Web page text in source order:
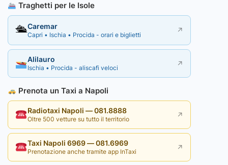
Traghetti per le Isole
🛳Caremar
Capri • Ischia • Procida - orari e biglietti ↗
Alilauro
Ischia • Procida - aliscafi veloci ↗
Prenota un Taxi a Napoli
Radiotaxi Napoli — 081.8888
Oltre 500 vetture su tutto il territorio ↗
Taxi Napoli 6969 — 081.6969
Prenotazione anche tramite app InTaxi ↗